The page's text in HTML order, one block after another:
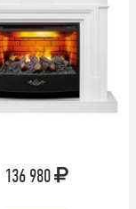
136 980